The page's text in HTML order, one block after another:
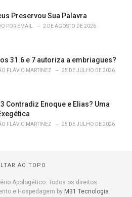
Preservou Sua Palavra
POR EMAIL 2 DE AGOSTO DE 2026
31.6 e 7 autoriza a embriagues?
FLÁVIO MARTINEZ 25 DE JULHO DE 2026
Contradiz Enoque e Elias? Uma
FLÁVIO MARTINEZ 25 DE JULHO DE 2026
AO TOPO
Apologético. Todos os direitos
e Hospedagem by M31 Tecnologia.